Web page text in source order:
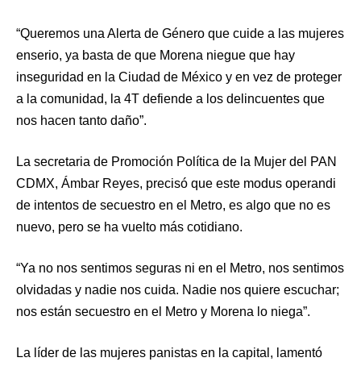
“Queremos una Alerta de Género que cuide a las mujeres
enserio, ya basta de que Morena niegue que hay
inseguridad en la Ciudad de México y en vez de proteger
a la comunidad, la 4T defiende a los delincuentes que
nos hacen tanto daño”.
La secretaria de Promoción Política de la Mujer del PAN
CDMX, Ámbar Reyes, precisó que este modus operandi
de intentos de secuestro en el Metro, es algo que no es
nuevo, pero se ha vuelto más cotidiano.
“Ya no nos sentimos seguras ni en el Metro, nos sentimos
olvidadas y nadie nos cuida. Nadie nos quiere escuchar;
nos están secuestro en el Metro y Morena lo niega”.
La líder de las mujeres panistas en la capital, lamentó